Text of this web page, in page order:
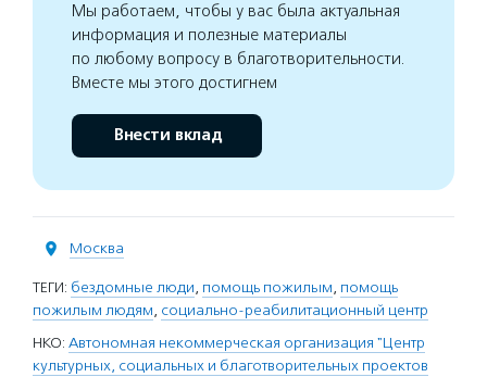
Мы работаем, чтобы у вас была актуальная
информация и полезные материалы
по любому вопросу в благотворительности.
Вместе мы этого достигнем
Внести вклад
Москва
ТЕГИ: бездомные люди, помощь пожилым, помощь
пожилым людям, социально-реабилитационный центр
НКО: Автономная некоммерческая организация "Центр
культурных, социальных и благотворительных проектов